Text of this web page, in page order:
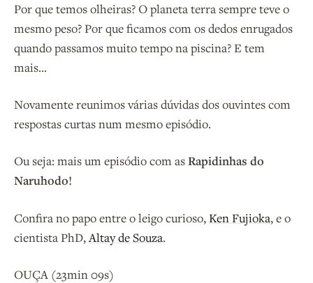
Por que temos olheiras? O planeta terra sempre teve o
mesmo peso? Por que ficamos com os dedos enrugados
quando passamos muito tempo na piscina? E tem
mais...
Novamente reunimos várias dúvidas dos ouvintes com
respostas curtas num mesmo episódio.
Ou seja: mais um episódio com asRapidinhas do
Naruhodo!
Confira no papo entre o leigo curioso,Ken Fujioka, e o
cientista PhD,Altay de Souza.
OUÇA (23min 09s)